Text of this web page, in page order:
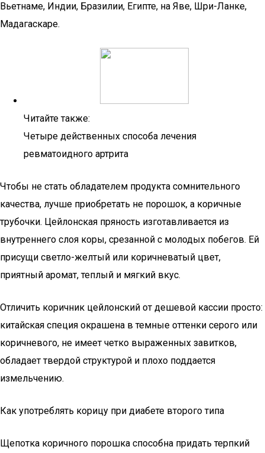
Вьетнаме, Индии, Бразилии, Египте, на Яве, Шри-Ланке,
Мадагаскаре.
Читайте также:
Четыре действенных способа лечения
ревматоидного артрита
Чтобы не стать обладателем продукта сомнительного
качества, лучше приобретать не порошок, а коричные
трубочки. Цейлонская пряность изготавливается из
внутреннего слоя коры, срезанной с молодых побегов. Ей
присущи светло-желтый или коричневатый цвет,
приятный аромат, теплый и мягкий вкус.
Отличить коричник цейлонский от дешевой кассии просто:
китайская специя окрашена в темные оттенки серого или
коричневого, не имеет четко выраженных завитков,
обладает твердой структурой и плохо поддается
измельчению.
Как употреблять корицу при диабете второго типа
Щепотка коричного порошка способна придать терпкий